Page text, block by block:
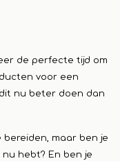
de perfecte tijd om
voor een
nu beter doen dan
maar ben je
hebt? En ben je